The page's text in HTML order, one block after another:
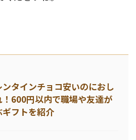
ンタインチョコ安いのにおし
！600円以内で職場や友達が
ギフトを紹介